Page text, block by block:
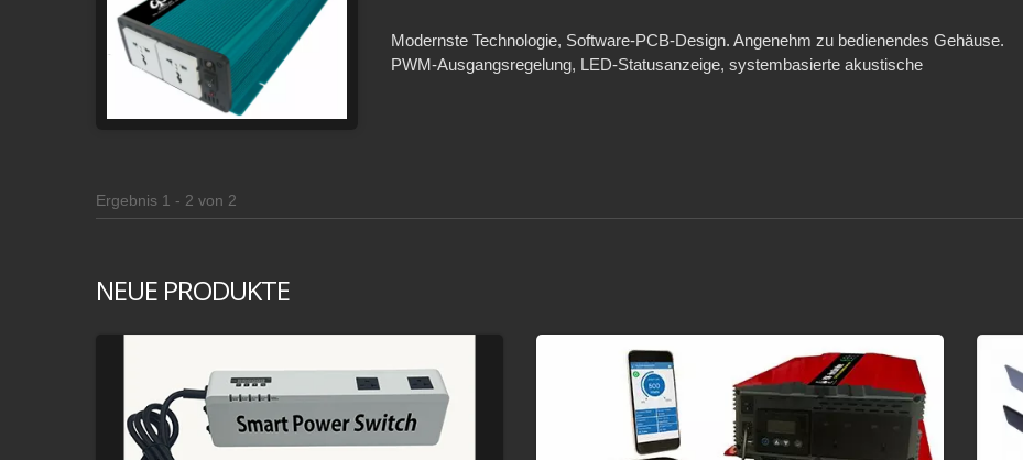
Modernste Technologie, Software-PCB-Design. Angenehm zu bedienendes Gehäuse.
PWM-Ausgangsregelung, LED-Statusanzeige, systembasierte akustische
Ergebnis 1 - 2 von 2
PSW-SERIE: ABNEHMBARES
NEUE PRODUKTE